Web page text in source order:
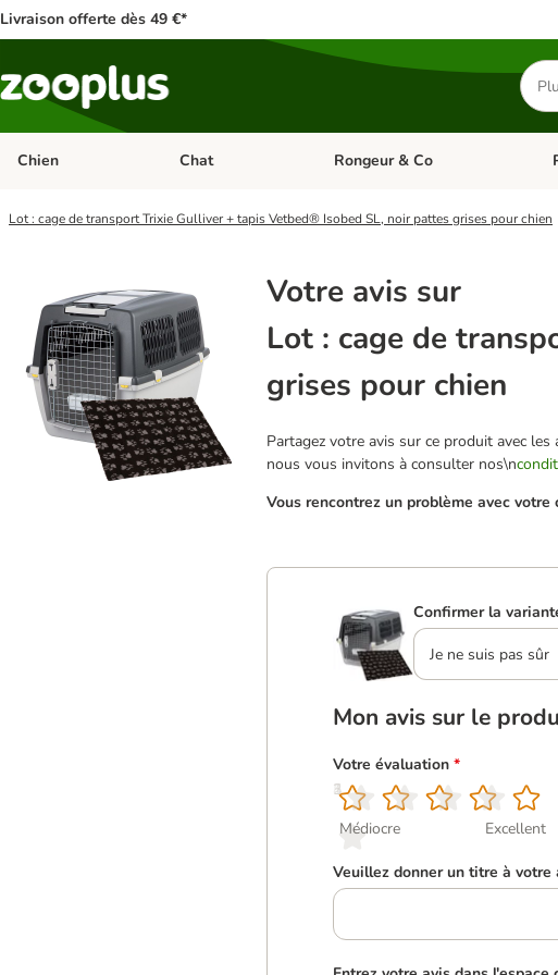
Livraison offerte dès 49 €*
des
Chien Dérouler les catégories: Chien
Chat Dérouler les catégories: Chat
Rongeur & Co
Lot : cage de transport Trixie Gulliver + tapis Vetbed® Isobed SL, noir pattes grises pour chien
Votre avis sur
Lot : cage de
grises pour chien
Partagez votre avis sur ce produit avec
nous vous invitons à consulter nos\n
Vous rencontrez un problème avec
Confirmer la
Je ne suis pas sûr
Mon avis sur le
Votre évaluation *
1
Médiocre
2
3
4
5
Excellent
Veuillez donner un titre à votre